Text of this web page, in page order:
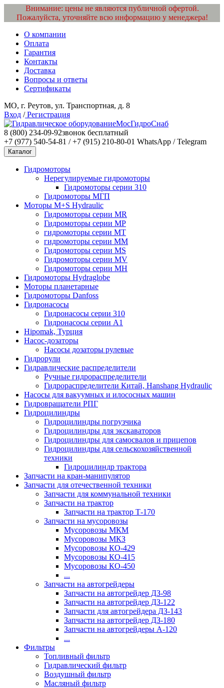
Внимание: цены не являются публичной офертой.
Пожалуйста, уточняйте всю информацию у менеджера!
О компании
Оплата
Гарантия
Контакты
Доставка
Вопросы и ответы
Сертификаты
МО, г. Реутов, ул. Транспортная, д. 8
Вход /Регистрация
МосГидроСнаб
8 (800) 234-09-92звонок бесплатный
+7 (977) 540-54-81 / +7 (915) 210-80-01 WhatsApp / Telegram
Каталог
Гидромоторы
Нерегулируемые гидромоторы
Гидромоторы серии 310
Гидромоторы МГП
Моторы M+S Hydraulic
Гидромоторы серии MR
Гидромоторы серии MP
гидромоторы серии MT
гидромоторы серии MM
Гидромоторы серии MS
Гидромоторы серии MV
Гидромоторы серии MH
Гидромоторы Hydraglobe
Моторы планетарные
Гидромоторы Danfoss
Гидронасосы
Гидронасосы серии 310
Гидронасосы серии А1
Hipomak, Турция
Насос-дозаторы
Насосы дозаторы рулевые
Гидрорули
Гидравлические распределители
Ручные гидрораспределители
Гидрораспределители Китай, Hanshang Hydraulic
Насосы для вакуумных и илососных машин
Гидровращатели РПГ
Гидроцилиндры
Гидроцилиндры погрузчика
Гидроцилиндры для экскаваторов
Гидроцилиндры для самосвалов и прицепов
Гидроцилиндры для сельскохозяйственной
техники
Гидроцилиндр трактора
Запчасти на кран-манипулятор
Запчасти для отечественной техники
Запчасти для коммунальной техники
Запчасти на трактор
Запчасти на трактор Т-170
Запчасти на мусоровозы
Мусоровозы МКМ
Мусоровозы МКЗ
Мусоровозы КО-429
Мусоровозы КО-415
Мусоровозы КО-450
...
Запчасти на автогрейдеры
Запчасти на автогрейдер ДЗ-98
Запчасти на автогрейдер ДЗ-122
Запчасти для автогрейдера ДЗ-143
Запчасти на автогрейдер ДЗ-180
Запчасти на автогрейдеры А-120
...
Фильтры
Топливный фильтр
Гидравлический фильтр
Воздушный фильтр
Масляный фильтр